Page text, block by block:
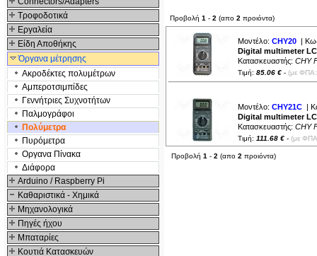
Τροφοδοτικά
Εργαλεία
Είδη Αποθήκης
Όργανα μέτρησης
Ακροδέκτες πολυμέτρων
Αμπεροτσιμπίδες
Γενvήτριες Συχνοτήτων
Παλμογράφοι
Πολύμετρα
Πυρόμετρα
Οργανα Πίνακα
Διάφορα
Arduino / Raspberry Pi
Καθαριστικά - Χημικά
Μηχανολογικά
Πηγές ήχου
Μπαταρίες
Κουτιά Κατασκευών
LUMEL ( 1 )
MCP (1)
B&K PRECISION (
TREND NETWORKS ( 1)
Προβολή 1 - 2 (απο 2 προιόντα)
Μοντέλο: CHY20 |
Digital multimeter
Κατασκευαστής: CHY
Τιμή: 85.06 € - (με
Μοντέλο: CHY21C |
Digital multimeter
Κατασκευαστής: CHY
Τιμή: 111.68 € - (με
Προβολή 1 - 2 (απο 2 προιόντα)